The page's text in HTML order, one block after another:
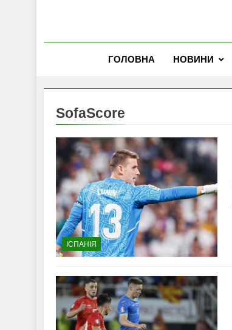
ГОЛОВНА НОВИНИ
SofaScore
ІСПАНІЯ